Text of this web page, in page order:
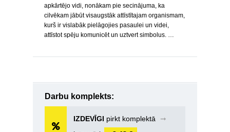
apkārtējo vidi, nonākam pie secinājuma, ka
cilvēkam jābūt visaugstāk attīstītajam organismam,
kurš ir vislabāk pielāgojies pasaulei un videi,
attīstot spēju komunicēt un uztvert simbolus. …
Darbu komplekts:
IZDEVĪGI pirkt komplektā
➞